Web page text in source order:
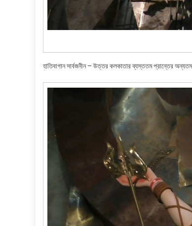
হাতিবাগান সার্বজনীন – উত্তর কলকাতার ব্যস্ততম প্রান্তের